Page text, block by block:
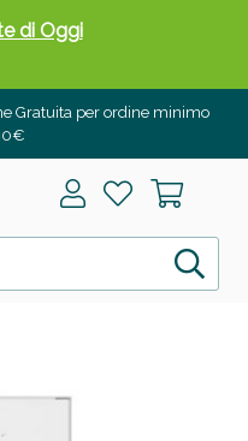
Gratuita per ordine minimo
di Oggi